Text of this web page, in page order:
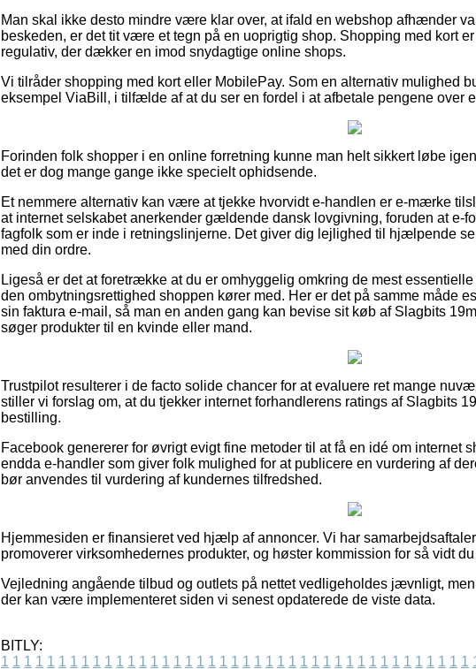
Man skal ikke desto mindre være klar over, at ifald en webshop afhænder
beskeden, er det tit være et tegn på en uoprigtig shop. Shopping med kort
regulativ, der dækker en imod snydagtige online shops.
Vi tilråder shopping med kort eller MobilePay. Som en alternativ mulighed
eksempel ViaBill, i tilfælde af at du ser en fordel i at afbetale pengene over
Forinden folk shopper i en online forretning kunne man helt sikkert løbe
det er dog mange gange ikke specielt ophidsende.
Et nemmere alternativ kan være at tjekke hvorvidt e-handlen er e-mærke
at internet selskabet anerkender gældende dansk lovgivning, foruden at e-
fagfolk som er inde i retningslinjerne. Det giver dig lejlighed til hjælpende
med din ordre.
Ligeså er det at foretrække at du er omhyggelig omkring de mest
den ombytningsrettighed shoppen kører med. Her er det på samme måde
sin faktura e-mail, så man en anden gang kan bevise sit køb af Slagbits
søger produkter til en kvinde eller mand.
Trustpilot resulterer i de facto solide chancer for at evaluere ret mange
stiller vi forslag om, at du tjekker internet forhandlerens ratings af Slagbits
bestilling.
Facebook genererer for øvrigt evigt fine metoder til at få en idé om internet
endda e-handler som giver folk mulighed for at publicere en vurdering af
bør anvendes til vurdering af kundernes tilfredshed.
Hjemmesiden er finansieret ved hjælp af annoncer. Vi har
promoverer virksomhedernes produkter, og høster kommission for så vidt
Vejledning angående tilbud og outlets på nettet vedligeholdes jævnligt,
der kan være implementeret siden vi senest opdaterede de viste data.
BITLY:
1 1 1 1 1 1 1 1 1 1 1 1 1 1 1 1 1 1 1 1 1 1 1 1 1 1 1 1 1 1 1 1 1 1 1 1 1 1 1 1 1